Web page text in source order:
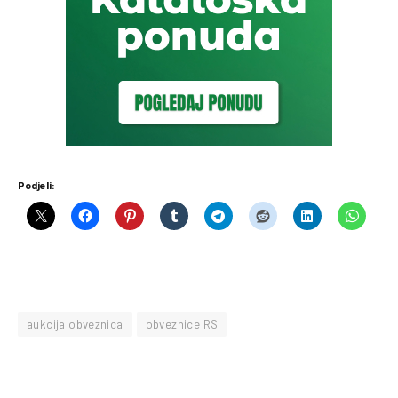
Podjeli:
aukcija obveznica obveznice RS